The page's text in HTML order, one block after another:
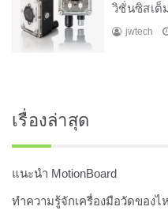
วิชั่นซิสเต็
jwtech
เรื่องล่าสุด
แนะนำ MotionBoard
ทำความรู้จักเครื่องมือวัดของไ